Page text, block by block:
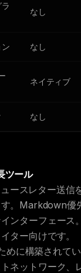
なし
なし
ネイティブ
なし
ツール
ースレター送信
。Markdown優
ンターフェース
ター向けです。
めに構築されて
ネットワーク、